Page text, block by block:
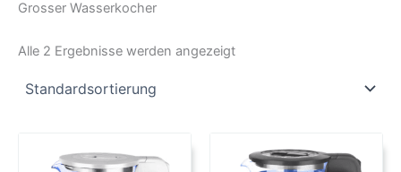
Grosser Wasserkocher
Alle 2 Ergebnisse werden angezeigt